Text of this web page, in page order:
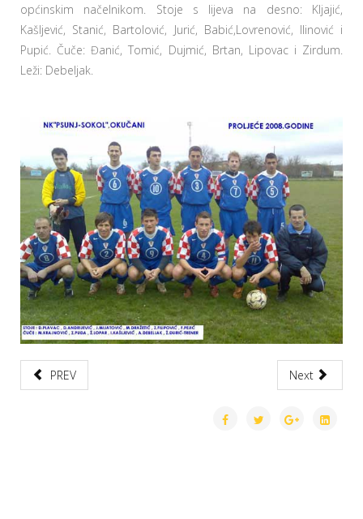
općinskim načelnikom. Stoje s lijeva na desno: Kljajić,
Kašljević, Stanić, Bartolović, Jurić, Babić,Lovrenović, Ilinović i
Pupić. Čuče: Đanić, Tomić, Dujmić, Brtan, Lipovac i Zirdum.
Leži: Debeljak.
PREV Next